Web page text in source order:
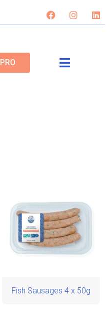
PRO
Fish Sausages 4 x 50g